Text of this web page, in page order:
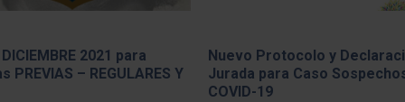
2021 para
PREVIAS – REGULARES Y
Nuevo Protocolo y
Jurada para Caso
COVID-19